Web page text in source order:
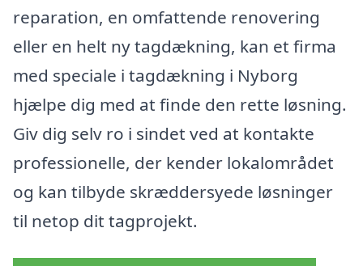
reparation, en omfattende renovering
eller en helt ny tagdækning, kan et firma
med speciale i tagdækning i Nyborg
hjælpe dig med at finde den rette løsning.
Giv dig selv ro i sindet ved at kontakte
professionelle, der kender lokalområdet
og kan tilbyde skræddersyede løsninger
til netop dit tagprojekt.